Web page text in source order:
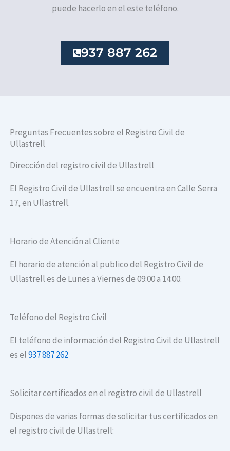
puede hacerlo en el este teléfono.
937 887 262
Preguntas Frecuentes sobre el Registro Civil de
Ullastrell
Dirección del registro civil de Ullastrell
El Registro Civil de Ullastrell se encuentra en Calle Serra
17, en Ullastrell.
Horario de Atención al Cliente
El horario de atención al publico del Registro Civil de
Ullastrell es de Lunes a Viernes de 09:00 a 14:00.
Teléfono del Registro Civil
El teléfono de información del Registro Civil de Ullastrell
es el937 887 262
Solicitar certificados en el registro civil de Ullastrell
Dispones de varias formas de solicitar tus certificados en
el registro civil de Ullastrell: